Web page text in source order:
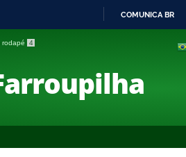
PARA
COMUNICA BR
rodapé 4